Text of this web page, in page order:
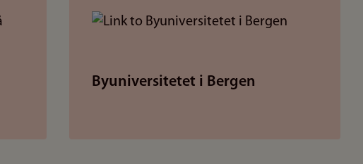
Byuniversitetet i Bergen